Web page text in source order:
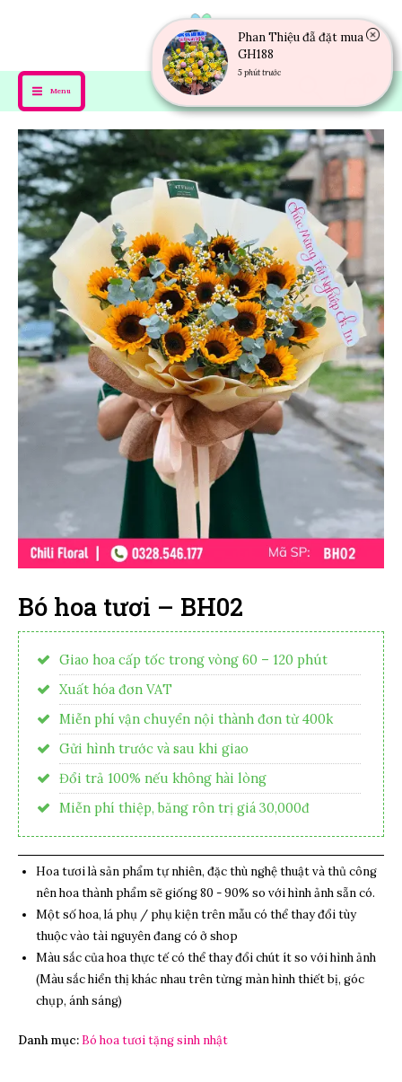
Menu
Bó hoa tươi – BH02
Giao hoa cấp tốc trong vòng 60 – 120 phút
Xuất hóa đơn VAT
Miễn phí vận chuyển nội thành đơn từ 400k
Gửi hình trước và sau khi giao
Đổi trả 100% nếu không hài lòng
Miễn phí thiệp, băng rôn trị giá 30,000đ
Hoa tươi là sản phẩm tự nhiên, đặc thù nghệ thuật và thủ công
nên hoa thành phẩm sẽ giống 80 - 90% so với hình ảnh sẵn có.
Một số hoa, lá phụ / phụ kiện trên mẫu có thể thay đổi tùy
thuộc vào tài nguyên đang có ở shop
Màu sắc của hoa thực tế có thể thay đổi chút ít so với hình ảnh
(Màu sắc hiển thị khác nhau trên từng màn hình thiết bị, góc
chụp, ánh sáng)
Danh mục: Bó hoa tươi tặng sinh nhật
Phan Thiệu đẵ đặt mua
5 phút trước